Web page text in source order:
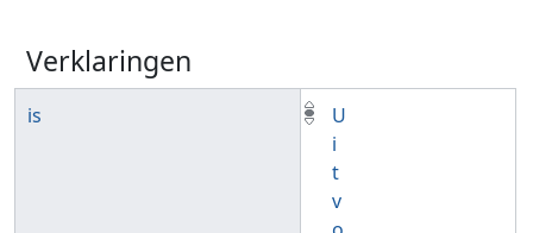
Verklaringen
is
U
i
t
v